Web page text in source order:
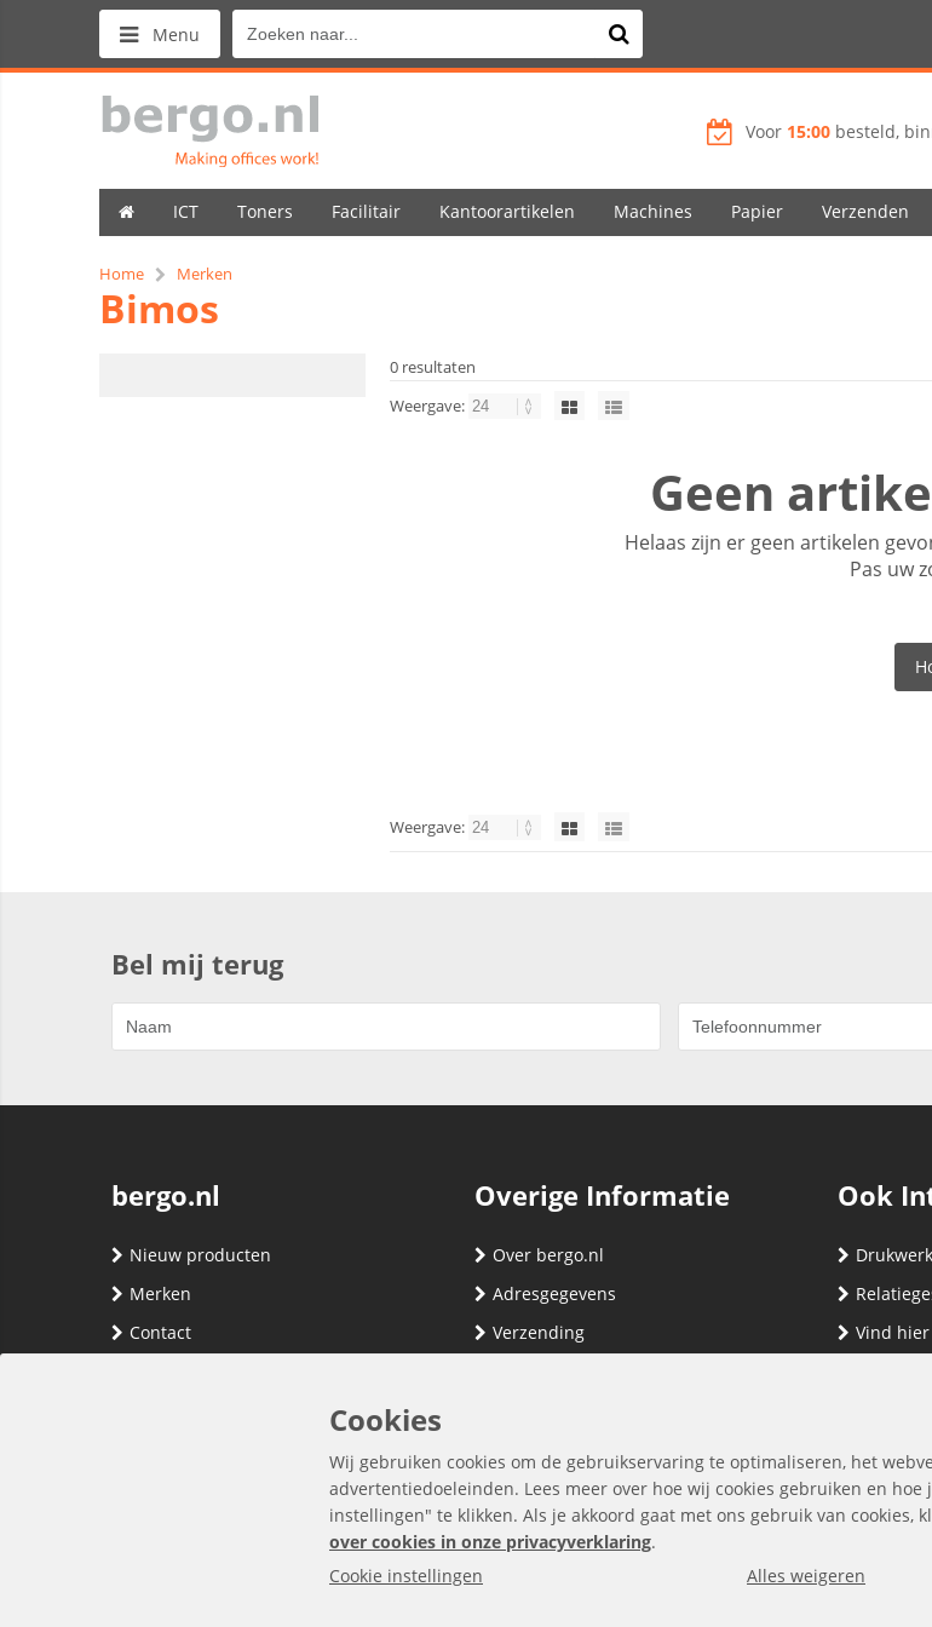
Menu
Voor 15:00 besteld,
ICT Toners Facilitair Kantoorartikelen Machines Papier Verzenden
Home Merken
Bimos
0 resultaten
Weergave:
Geen
Helaas zijn er geen artikelen
Pas uw
Weergave:
Bel mij terug
bergo.nl
Nieuw producten
Merken
Contact
Overige Informatie
Over bergo.nl
Adresgegevens
Verzending
Ook
Drukwerk
Vind
Cookies
Wij gebruiken cookies om de gebruikservaring te optimaliseren, het
advertentiedoeleinden. Lees meer over hoe wij cookies gebruiken en hoe
instellingen" te klikken. Als je akkoord gaat met ons gebruik van cookies,
over cookies in onze privacyverklaring.
Cookie instellingen
Alles weigeren